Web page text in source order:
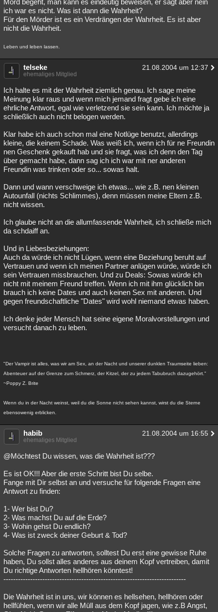
Mord begeht, man kann es eindeutig beweisen, er sagt aber nein
ich war es nicht. Was ist dann die Wahrheit?
Für den Mörder ist es ein Verdrängen der Wahrheit. Es ist aber
nicht die Wahrheit.
Leben und leben lassen.
telseke 21.08.2004 um 12:37
ehemaliges Mitglied
Ich halte es mit der Wahrheit ziemlich genau. Ich sage meine
Meinung klar raus und wenn mich jemand fragt gebe ich eine
ehrliche Antwort, egal wie verletzend sie sein kann. Ich möchte ja
schließlich auch nicht belogen werden.
Klar habe ich auch schon mal eine Notlüge benutzt, allerdings
kleine, die keinem Schade. Was weiß ich, wenn ich für ne Freundin
nen Geschenk gekauft hab und sie fragt, was ich denn den Tag
über gemacht habe, dann sag ich ich war mit ner anderen
Freundin was trinken oder so... sowas halt.
Dann und wann verschweige ich etwas... wie z.B. nen kleinen
Autounfall (nichts Schlimmes), denn müssen meine Eltern z.B.
nicht wissen.
Ich glaube nicht an die allumfassende Wahrheit, ich schließe mich
da schdaiff an.
Und in Liebesbeziehungen:
Auch da würde ich nicht Lügen, wenn eine Beziehung beruht auf
Vertrauen und wenn ich meinen Partner anlügen würde, würde ich
sein Vertrauen missbrauchen. Und zu Deals: Sowas würde ich
nicht mit meinem Freund treffen. Wenn ich mit ihm glücklich bin
brauch ich keine Dates und auch keinen Sex mit anderen. Und
gegen freundschaftliche "Dates" wird wohl niemand etwas haben.
Ich denke jeder Mensch hat seine eigene Moralvorstellungen und
versucht danach zu leben.
"Der Vampir ist alles, was wir am Sex, an der Nacht und unserer dunklen Traumseite lieben:
Abenteuer auf der Grenze zum Schmerz, der Kitzel, der zu jedem Tabubruch dazugehört."
~Poppy Z. Brite
Wenn du in der Nacht weinst, weil du die Sonne nicht sehen kannst, wirst du die Sterne
ebensowenig erblicken.
habib 21.08.2004 um 16:55
ehemaliges Mitglied
@Möchtest Du wissen, was die Wahrheit ist???
Es ist OK!!! Aber die erste Schritt bist Du selbe.
Fange mit Dir selbst an und versuche für folgende Fragen eine
Antwort zu finden:
1- Wer bist Du?
2- Was machst Du auf die Erde?
3- Wohin gehst Du endlich?
4- Was ist zweck deiner Geburt & Tod?
Solche Fragen zu antworten, solltest Du erst eine gewisse Ruhe
haben, Du sollst alles anderes aus deinem Kopf vertreiben, damit
Du richtige Antworten hellhören könntest!
---------------------------------------------------------------------------
Die Wahrheit ist in uns, wir können es hellsehen, hellhören oder
hellfühlen, wenn wir alle Müll aus dem Kopf jagen, wie z.B Angst,